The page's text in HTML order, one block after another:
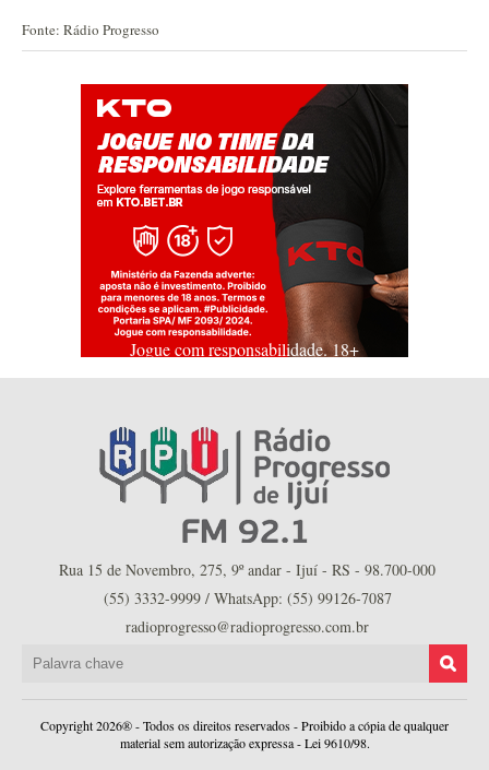
Fonte: Rádio Progresso
Jogue com responsabilidade. 18+
Rua 15 de Novembro, 275, 9º andar - Ijuí - RS - 98.700-000
(55) 3332-9999 / WhatsApp: (55) 99126-7087
radioprogresso@radioprogresso.com.br
Copyright 2026® - Todos os direitos reservados - Proibido a cópia de qualquer
material sem autorização expressa - Lei 9610/98.